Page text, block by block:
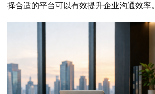
择合适的平台可以有效提升企业沟通效率。